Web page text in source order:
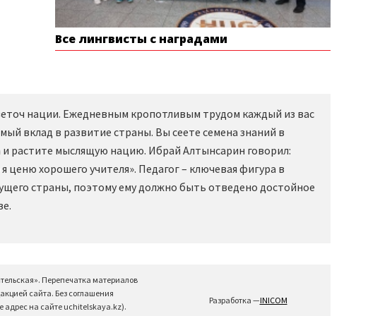
Все лингвисты с наградами
нации. Ежедневным кропотливым трудом каждый из вас
вклад в развитие страны. Вы сеете семена знаний в
растите мыслящую нацию. Ибрай Алтынсарин говорил:
ценю хорошего учителя». Педагог – ключевая фигура в
страны, поэтому ему должно быть отведено достойное
Перепечатка материалов
сайта. Без соглашения
адрес на сайте uchitelskaya.kz).
Разработка —INICOM